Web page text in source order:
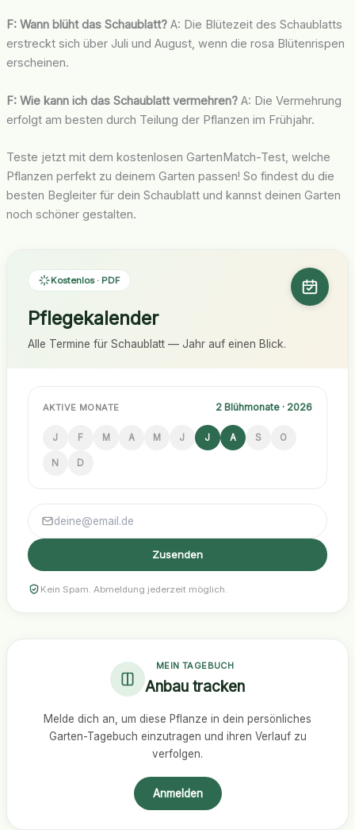
F: Wann blüht das Schaublatt?A: Die Blütezeit des Schaublatts
erstreckt sich über Juli und August, wenn die rosa Blütenrispen
erscheinen.
F: Wie kann ich das Schaublatt vermehren?A: Die Vermehrung
erfolgt am besten durch Teilung der Pflanzen im Frühjahr.
Teste jetzt mit dem kostenlosen GartenMatch-Test, welche
Pflanzen perfekt zu deinem Garten passen! So findest du die
besten Begleiter für dein Schaublatt und kannst deinen Garten
noch schöner gestalten.
Kostenlos · PDF
Pflegekalender
Alle Termine für Schaublatt — Jahr auf einen Blick.
AKTIVE MONATE 2 Blühmonate · 2026
J F M A M J J A S O
N D
Zusenden
Kein Spam. Abmeldung jederzeit möglich.
MEIN TAGEBUCH
Anbau tracken
Melde dich an, um diese Pflanze in dein persönliches
Garten-Tagebuch einzutragen und ihren Verlauf zu
verfolgen.
Anmelden